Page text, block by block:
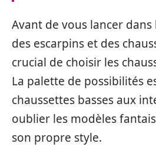
Avant de vous lancer
des escarpins et des
crucial de choisir les
La palette de possibilités
chaussettes basses aux
oublier les modèles
son propre style.